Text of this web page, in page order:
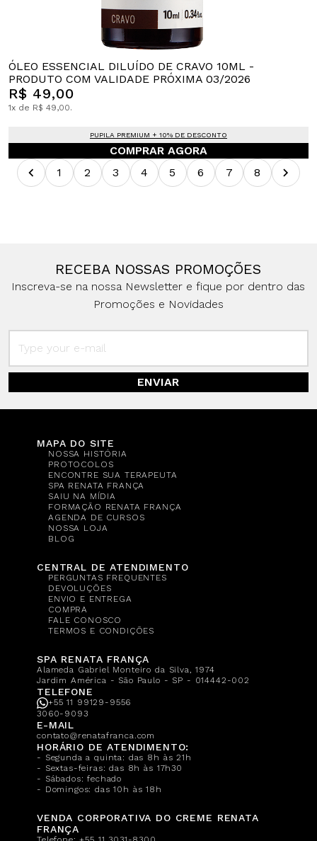
ÓLEO ESSENCIAL DILUÍDO DE CRAVO 10ML -
PRODUTO COM VALIDADE PRÓXIMA 03/2026
R$ 49,00
1x de R$ 49,00.
PUPILA PREMIUM + 10% DE DESCONTO
COMPRAR AGORA
1
2 3 4 5 6 7 8
RECEBA NOSSAS PROMOÇÕES
Inscreva-se na nossa Newsletter e fique por dentro das
Promoções e Novidades
ENVIAR
MAPA DO SITE
NOSSA HISTÓRIA
PROTOCOLOS
ENCONTRE SUA TERAPEUTA
SPA RENATA FRANÇA
SAIU NA MÍDIA
FORMAÇÃO RENATA FRANÇA
AGENDA DE CURSOS
NOSSA LOJA
BLOG
CENTRAL DE ATENDIMENTO
PERGUNTAS FREQUENTES
DEVOLUÇÕES
ENVIO E ENTREGA
COMPRA
FALE CONOSCO
TERMOS E CONDIÇÕES
SPA RENATA FRANÇA
Alameda Gabriel Monteiro da Silva, 1974
Jardim América - São Paulo - SP - 014442-002
TELEFONE
+55 11 99129-9556
3060-9093
E-MAIL
contato@renatafranca.com
HORÁRIO DE ATENDIMENTO:
- Segunda a quinta: das 8h às 21h
- Sextas-feiras: das 8h às 17h30
- Sábados: fechado
- Domingos: das 10h às 18h
VENDA CORPORATIVA DO CREME RENATA
FRANÇA